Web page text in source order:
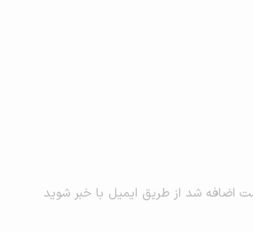
اضافه شد از طریق ایمیل با خبر شوید